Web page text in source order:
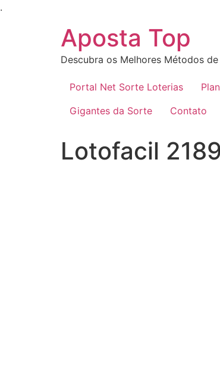
.
Aposta Top
Descubra os Melhores Métodos
Portal Net Sorte Loterias
Gigantes da Sorte
Contato
Lotofacil